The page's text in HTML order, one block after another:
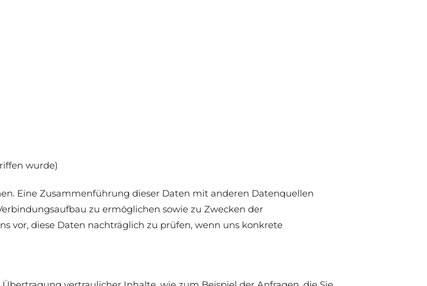
wurde)
Eine Zusammenführung dieser Daten mit anderen Datenquellen
zu ermöglichen sowie zu Zwecken der
vor, diese Daten nachträglich zu prüfen, wenn uns konkrete